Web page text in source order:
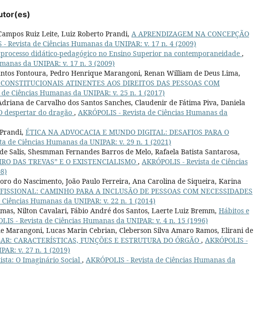
Ruiz Leite, Luiz Roberto Prandi, A APRENDIZAGEM NA CONCEPÇÃO
- Revista de Ciências Humanas da UNIPAR: v. 17 n. 4 (2009)
didático-pedagógico no Ensino Superior na contemporaneidade ,
da UNIPAR: v. 17 n. 3 (2009)
Fontoura, Pedro Henrique Marangoni, Renan William de Deus Lima,
ATINENTES AOS DIREITOS DAS PESSOAS COM
de Ciências Humanas da UNIPAR: v. 25 n. 1 (2017)
de Carvalho dos Santos Sanches, Claudenir de Fátima Piva, Daniela
despertar do dragão , AKRÓPOLIS - Revista de Ciências Humanas da
ÉTICA NA ADVOCACIA E MUNDO DIGITAL: DESAFIOS PARA O
de Ciências Humanas da UNIPAR: v. 29 n. 1 (2021)
Salis, Shesmman Fernandes Barros de Melo, Rafaela Batista Santarosa,
DAS TREVAS” E O EXISTENCIALISMO , AKRÓPOLIS - Revista de Ciências
do Nascimento, João Paulo Ferreira, Ana Carolina de Siqueira, Karina
CAMINHO PARA A INCLUSÃO DE PESSOAS COM NECESSIDADES
Ciências Humanas da UNIPAR: v. 22 n. 1 (2014)
Nilton Cavalari, Fábio André dos Santos, Laerte Luiz Bremm, Hábitos e
- Revista de Ciências Humanas da UNIPAR: v. 4 n. 15 (1996)
Marangoni, Lucas Marin Cebrian, Cleberson Silva Amaro Ramos, Elirani de
CARACTERÍSTICAS, FUNÇÕES E ESTRUTURA DO ÓRGÃO , AKRÓPOLIS -
v. 27 n. 1 (2019)
O Imaginário Social , AKRÓPOLIS - Revista de Ciências Humanas da